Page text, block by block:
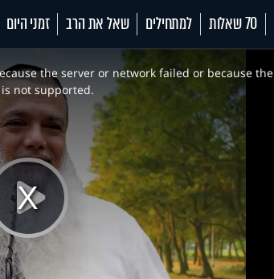
70 שאלות למתחילים שאל את הרב זמני היום
Play
the server or network failed or because the
not supported.